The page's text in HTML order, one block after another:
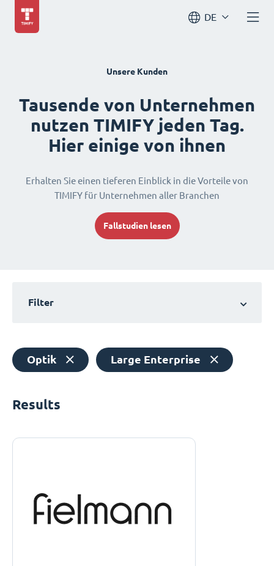
DE
Unsere Kunden
Tausende von Unternehmen
nutzen TIMIFY jeden Tag.
Hier einige von ihnen
Erhalten Sie einen tieferen Einblick in die Vorteile von
TIMIFY für Unternehmen aller Branchen
Fallstudien lesen
Filter
Optik Large Enterprise
Results